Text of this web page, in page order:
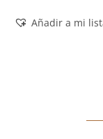
Añadir a mi